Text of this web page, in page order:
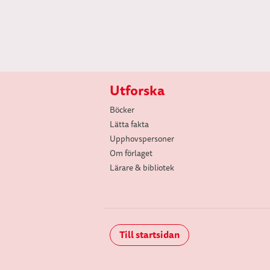
Utforska
Böcker
Lätta fakta
Upphovspersoner
Om förlaget
Lärare & bibliotek
Till startsidan